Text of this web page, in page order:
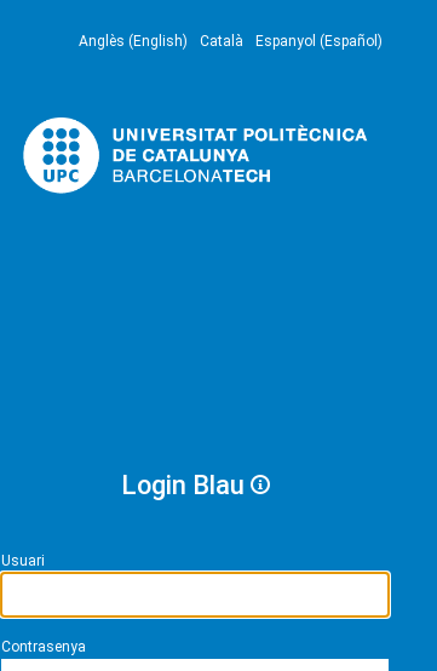
Anglès (English) Català Espanyol (Español)
Login Blau
Usuari
Contrasenya